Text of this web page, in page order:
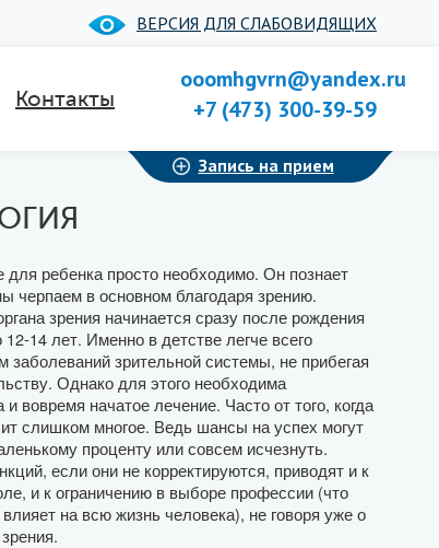
ВЕРСИЯ ДЛЯ СЛАБОВИДЯЩИХ
Контакты
ooomhgvrn@yandex.ru
+7 (473) 300-39-59
Запись на прием
для ребенка просто необходимо. Он познает
в основном благодаря зрению.
зрения начинается сразу после рождения
14 лет. Именно в детстве легче всего
заболеваний зрительной системы, не прибегая
Однако для этого необходима
вовремя начатое лечение. Часто от того, когда
слишком многое. Ведь шансы на успех могут
проценту или совсем исчезнуть.
если они не корректируются, приводят и к
и к ограничению в выборе профессии (что
на всю жизнь человека), не говоря уже о